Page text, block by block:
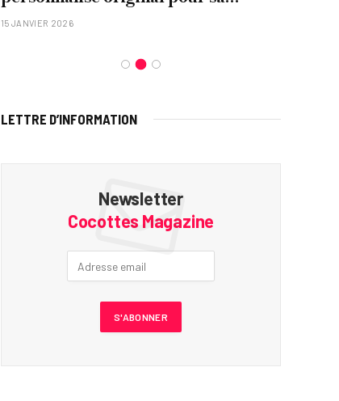
famille ?
15 JANVIER 2026
LETTRE D’INFORMATION
Newsletter
Cocottes Magazine